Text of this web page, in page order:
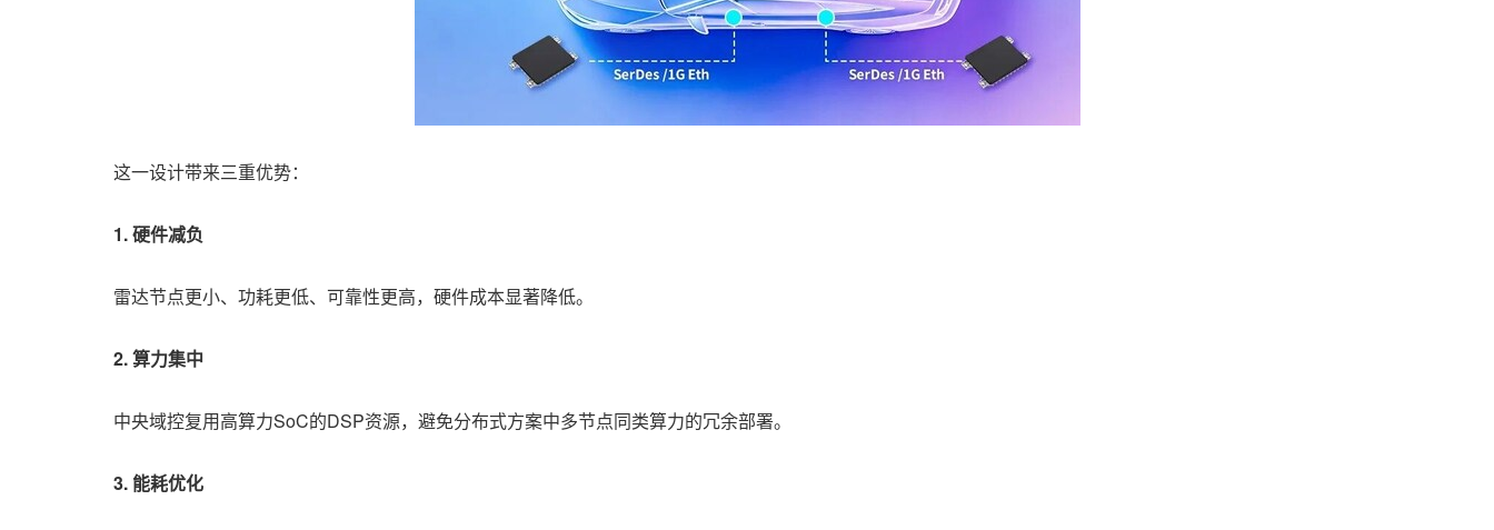
这一设计带来三重优势：
1. 硬件减负
雷达节点更小、功耗更低、可靠性更高，硬件成本显著降低。
2. 算力集中
中央域控复用高算力SoC的DSP资源，避免分布式方案中多节点同类算力的冗余部署。
3. 能耗优化